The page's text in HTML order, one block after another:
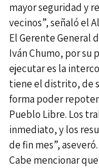
mayor seguridad y
vecinos”, señaló el
El Gerente General
Iván Chumo, por su
ejecutar es la
tiene el distrito, de
forma poder
Pueblo Libre. Los
inmediato, y los
de fin mes”, aseveró.
Cabe mencionar